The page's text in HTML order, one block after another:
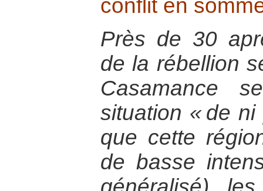
conflit en
Près de 30
de la rébellion
Casamance
situation « de
que cette
de basse